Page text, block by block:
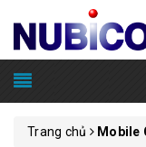
Trang chủ Mobile